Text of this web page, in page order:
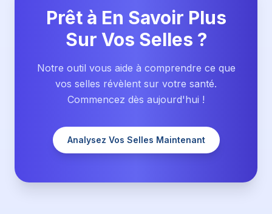
Prêt à En Savoir Plus
Sur Vos Selles ?
Notre outil vous aide à comprendre ce que
vos selles révèlent sur votre santé.
Commencez dès aujourd'hui !
Analysez Vos Selles Maintenant